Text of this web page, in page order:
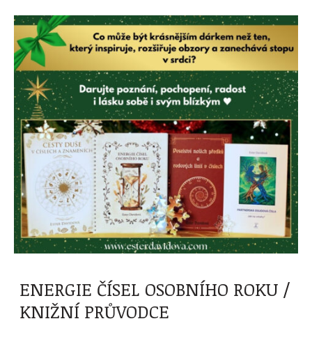
ENERGIE ČÍSEL OSOBNÍHO ROKU /
KNIŽNÍ PRŮVODCE